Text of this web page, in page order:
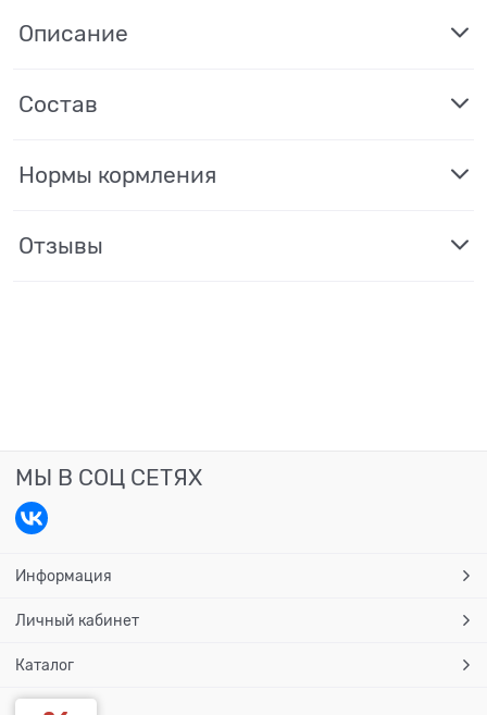
Описание
Состав
Нормы кормления
Отзывы
МЫ В СОЦ СЕТЯХ
Информация
Личный кабинет
Каталог